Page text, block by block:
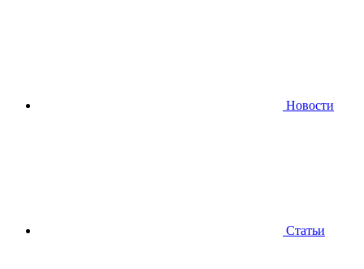
Новости
Статьи